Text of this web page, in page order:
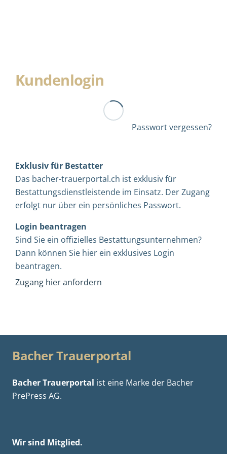
Kundenlogin
Passwort vergessen?
Exklusiv für Bestatter
Das bacher-trauerportal.ch ist exklusiv für
Bestattungsdienstleistende im Einsatz. Der Zugang
erfolgt nur über ein persönliches Passwort.
Login beantragen
Sind Sie ein offizielles Bestattungsunternehmen?
Dann können Sie hier ein exklusives Login
beantragen.
Zugang hier anfordern
Bacher Trauerportal
Bacher Trauerportal ist eine Marke der Bacher
PrePress AG.
Wir sind Mitglied.